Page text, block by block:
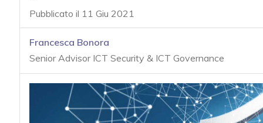
Pubblicato il 11 Giu 2021
Francesca Bonora
Senior Advisor ICT Security & ICT Governance